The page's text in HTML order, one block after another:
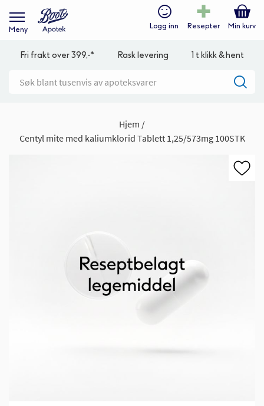
Meny Logg inn Resepter Min kurv
Fri frakt over 399,-* Rask levering 1 t klikk & hent
Hjem
Centyl mite med kaliumklorid Tablett 1,25/573mg 100STK